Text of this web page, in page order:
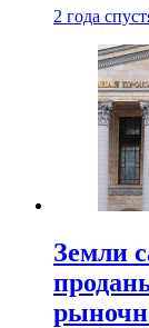
2 года
Земли